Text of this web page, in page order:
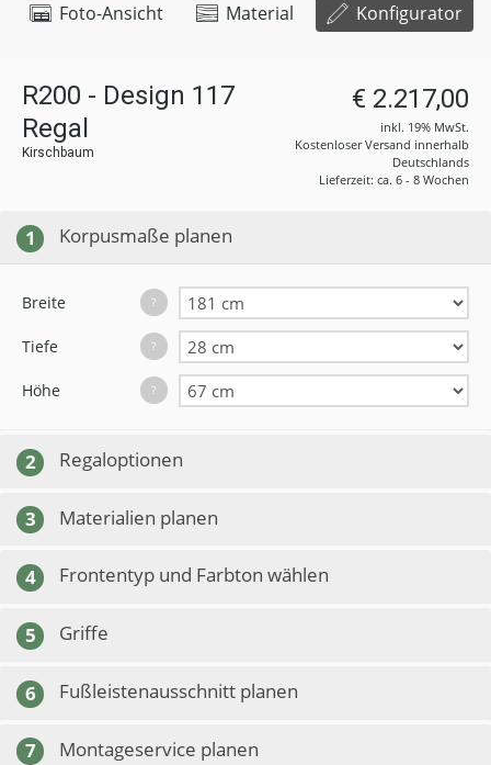
Foto-Ansicht Material Konfigurator
R200 - Design 117
Regal
Kirschbaum
€ 2.217,00
inkl. 19% MwSt.
Kostenloser Versand innerhalb
Deutschlands
Lieferzeit: ca. 6 - 8 Wochen
1 Korpusmaße planen
Breite ?
Tiefe ?
Höhe ?
2 Regaloptionen
3 Materialien planen
4 Frontentyp und Farbton wählen
5 Griffe
6 Fußleistenausschnitt planen
7 Montageservice planen